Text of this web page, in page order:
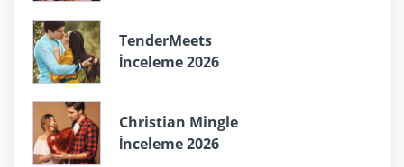
TenderMeets
İnceleme 2026
Christian Mingle
İnceleme 2026